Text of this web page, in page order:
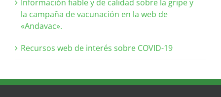
Información fiable y de calidad sobre la gripe y
la campaña de vacunación en la web de
«Andavac».
Recursos web de interés sobre COVID-19